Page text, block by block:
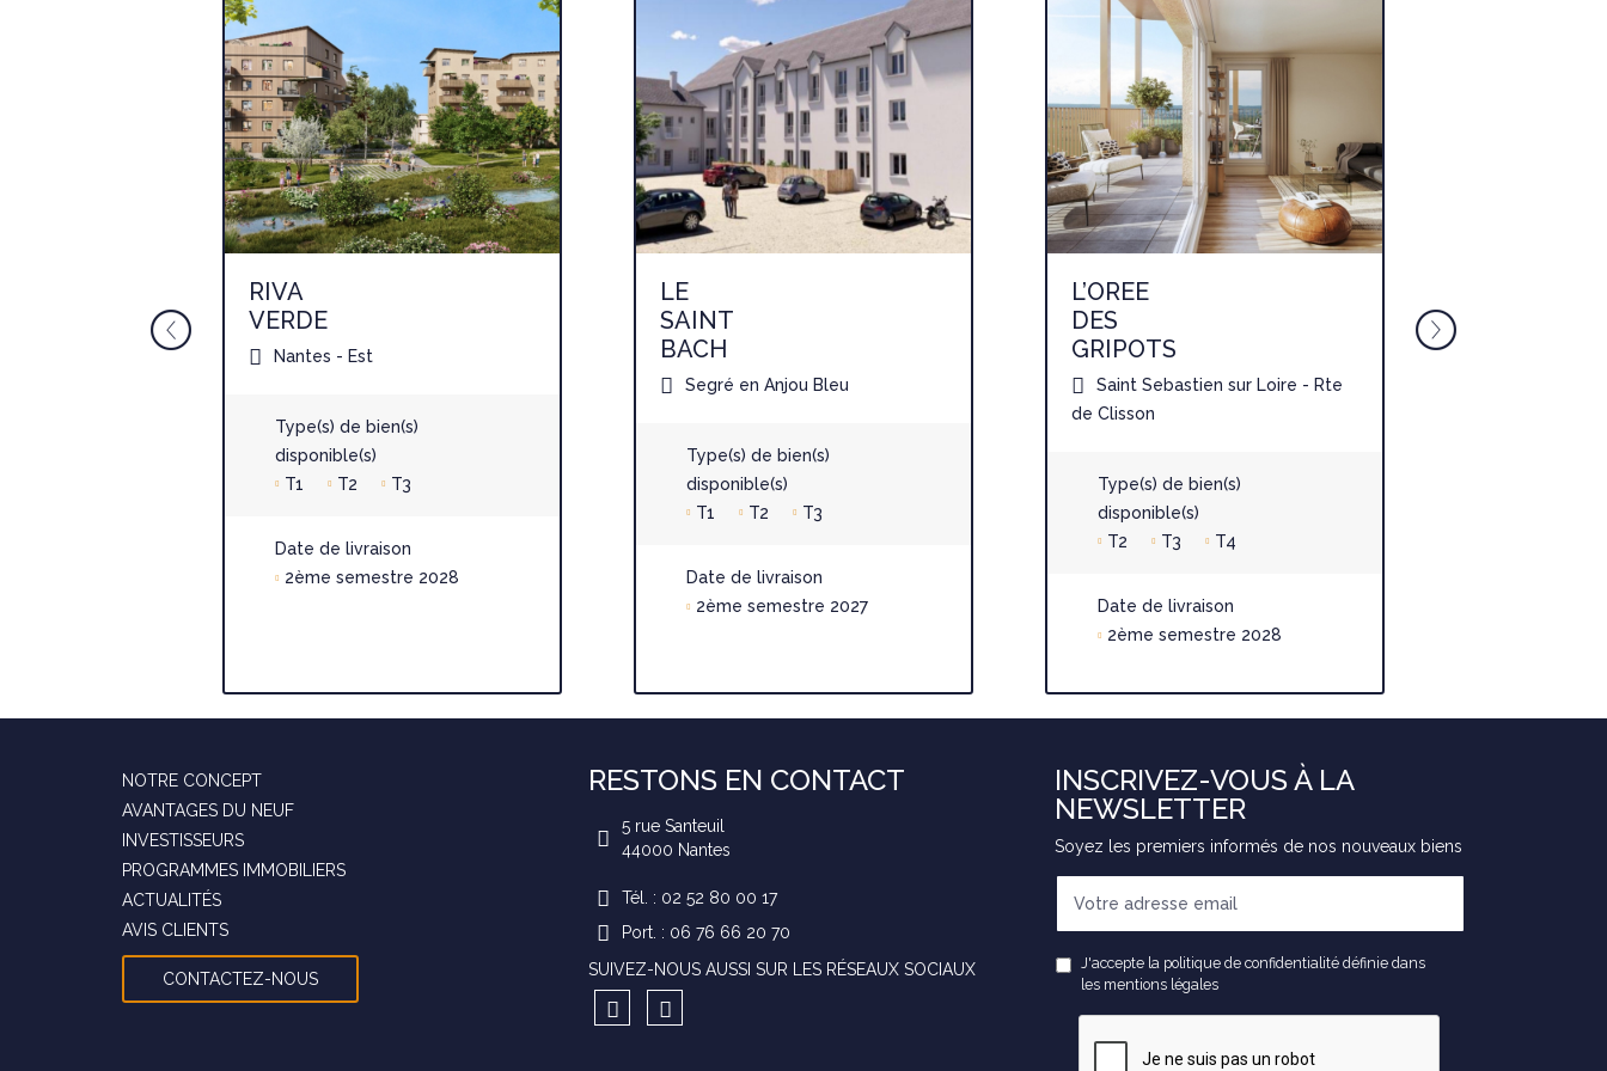
RIVA
VERDE
Nantes - Est
Type(s) de bien(s)
disponible(s)
T1
T2 T3
Date de livraison
2ème semestre 2028
LE
SAINT
BACH
Segré en Anjou Bleu
Type(s) de bien(s)
disponible(s)
T1
T2 T3
Date de livraison
2ème semestre 2027
L’OREE
DES
GRIPOTS
Saint Sebastien sur Loire - Rte
de Clisson
Type(s) de bien(s)
disponible(s)
T2
T3 T4
Date de livraison
2ème semestre 2028
NOTRE CONCEPT
AVANTAGES DU NEUF
INVESTISSEURS
PROGRAMMES IMMOBILIERS
ACTUALITÉS
AVIS CLIENTS
CONTACTEZ-NOUS
RESTONS EN CONTACT
5 rue Santeuil
44000 Nantes
Tél. : 02 52 80 00 17
Port. : 06 76 66 20 70
SUIVEZ-NOUS AUSSI SUR LES RÉSEAUX SOCIAUX
INSCRIVEZ-VOUS À LA
NEWSLETTER
Soyez les premiers informés de nos nouveaux biens
J'accepte la politique de confidentialité définie dans
les mentions légales